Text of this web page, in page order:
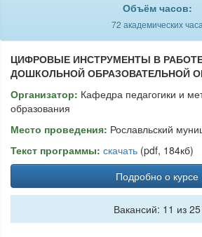
Объём часов:
72 академических часа
ЦИФРОВЫЕ ИНСТРУМЕНТЫ В
ДОШКОЛЬНОЙ ОБРАЗОВАТЕЛЬНОЙ
Организатор: Кафедра педагогики и
образования
Место проведения: Рославльский
Текст программы: скачать (pdf, 184кб)
Подробно о курсе
Вакансий: 11 из 25